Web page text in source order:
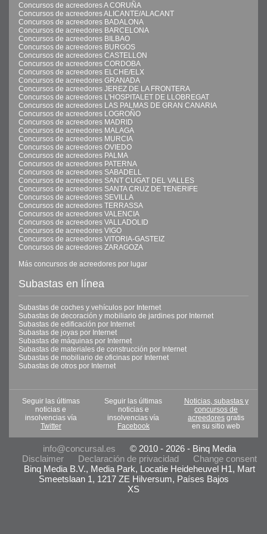
Concursos de acreedores A CORUÑA
Concursos de acreedores ALICANTE/ALACANT
Concursos de acreedores BADALONA
Concursos de acreedores BARCELONA
Concursos de acreedores BILBAO
Concursos de acreedores BURGOS
Concursos de acreedores CASTELLON
Concursos de acreedores CORDOBA
Concursos de acreedores ELCHE/ELX
Concursos de acreedores GRANADA
Concursos de acreedores JEREZ DE LA FRONTERA
Concursos de acreedores L'HOSPITALET DE LLOBREGAT
Concursos de acreedores LAS PALMAS DE GRAN CANARIA
Concursos de acreedores LOGROÑO
Concursos de acreedores MADRID
Concursos de acreedores MALAGA
Concursos de acreedores MURCIA
Concursos de acreedores OVIEDO
Concursos de acreedores PALMA
Concursos de acreedores PATERNA
Concursos de acreedores SABADELL
Concursos de acreedores SANT CUGAT DEL VALLES
Concursos de acreedores SANTA CRUZ DE TENERIFE
Concursos de acreedores SEVILLA
Concursos de acreedores TERRASSA
Concursos de acreedores VALENCIA
Concursos de acreedores VALLADOLID
Concursos de acreedores VIGO
Concursos de acreedores VITORIA-GASTEIZ
Concursos de acreedores ZARAGOZA
Más concursos de acreedores por lugar
Subastas en línea
Subastas de coches y vehículos por Internet
Subastas de decoración y mobiliario de jardines por Internet
Subastas de edificación por Internet
Subastas de joyas por Internet
Subastas de máquinas por Internet
Subastas de materiales de construcción por Internet
Subastas de mobiliario de oficinas por Internet
Subastas de otros por Internet
Seguir las últimas
noticias e
insolvencias vía
Twitter
Seguir las últimas
noticias e
insolvencias vía
Facebook
Noticias, subastas y
concursos de
acreedores gratis
en su sitio web
info@concursal.es
© 2010 - 2026 - Binq Media
Disclaimer
Declaración de privacidad
Change consent
Binq Media B.V., Media Park, Locatie Heideheuvel H1, Mart
Smeetslaan 1, 1217 ZE Hilversum, Países Bajos
XS